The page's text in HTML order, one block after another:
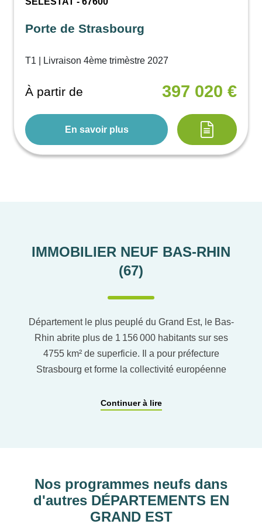
Porte de Strasbourg
T1 | Livraison 4ème trimèstre 2027
À partir de 397 020 €
En savoir plus
IMMOBILIER NEUF BAS-RHIN
(67)
Département le plus peuplé du Grand Est, le Bas-
Rhin abrite plus de 1 156 000 habitants sur ses
4755 km² de superficie. Il a pour préfecture
Strasbourg et forme la collectivité européenne
immobilier neuf en Bas-Rhin
Le Bas-Rhin recense un grand nombre de
Continuer à lire
Nos programmes neufs dans
d'autres DÉPARTEMENTS EN
GRAND EST